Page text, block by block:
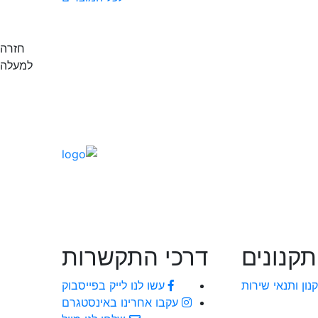
חזרה
למעלה
תקנונים
ותנאי שירות
דרכי התקשרות
עשו לנו לייק בפייסבוק
עקבו אחרינו באינסטגרם